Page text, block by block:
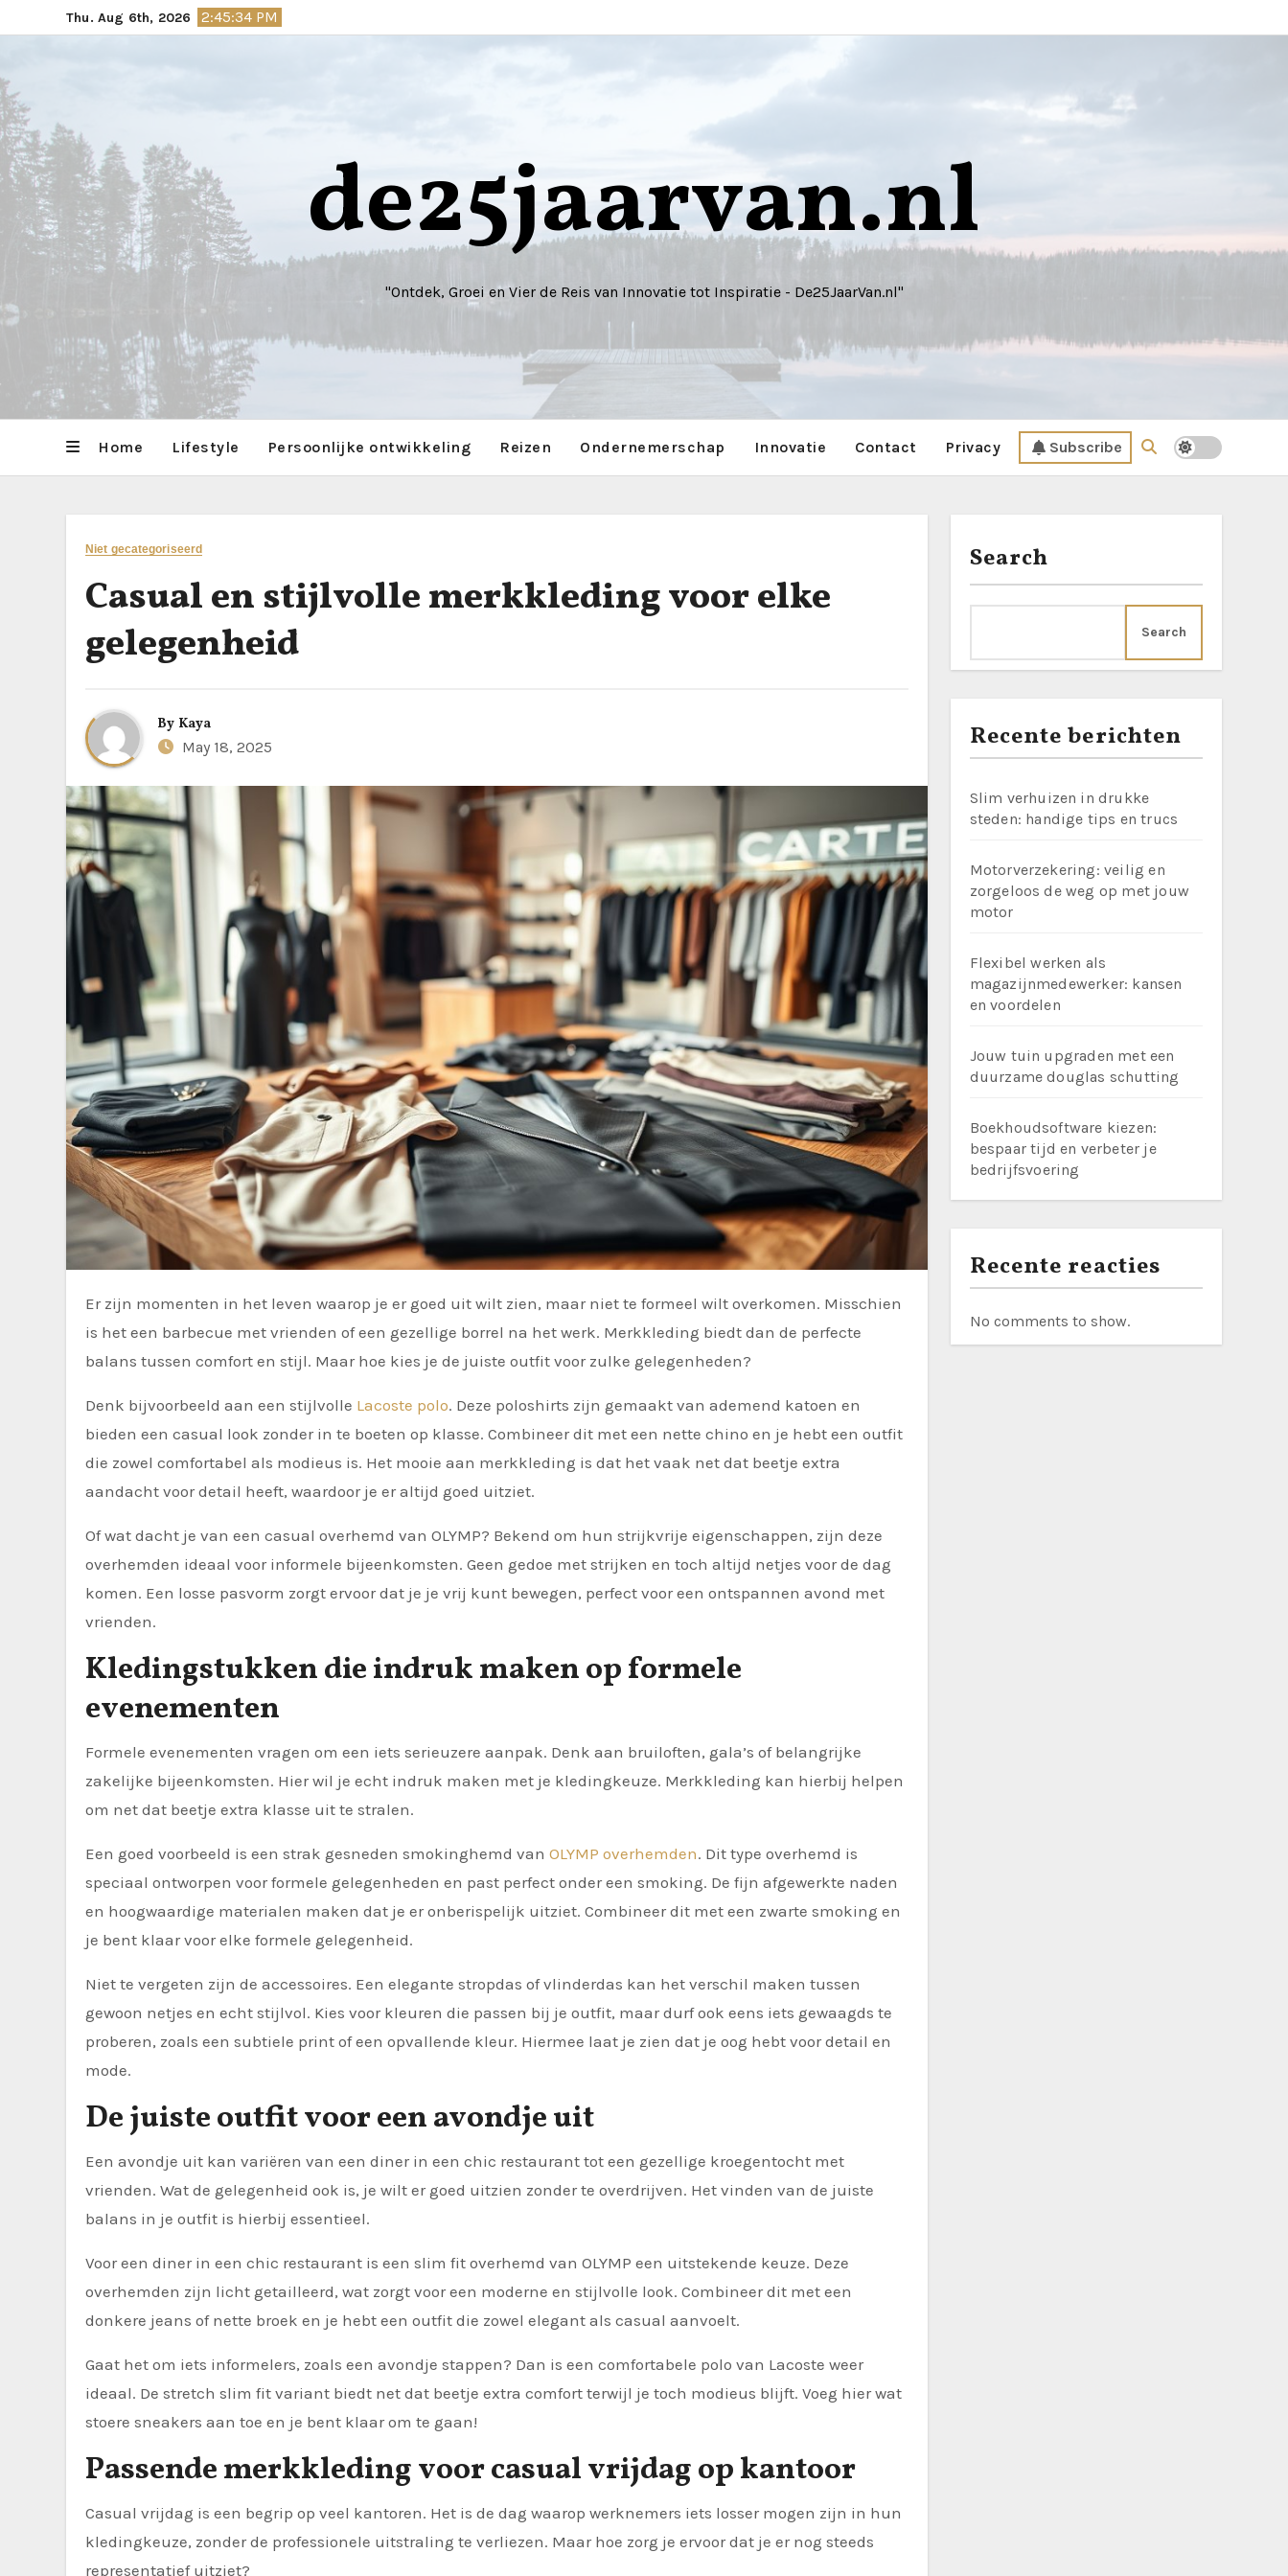
to
Thu. Aug 6th, 2026 2:45:36 PM
de25jaarvan.nl
"Ontdek, Groei en Vier de Reis van Innovatie tot Inspiratie - De25JaarVan.nl"
Home Lifestyle Persoonlijke ontwikkeling Reizen Ondernemerschap Innovatie Contact Privacy Subscribe
Niet gecategoriseerd
Casual en stijlvolle merkkleding voor elke
gelegenheid
By Kaya
May 18, 2025
Er zijn momenten in het leven waarop je er goed uit wilt zien, maar niet te formeel wilt overkomen. Misschien
is het een barbecue met vrienden of een gezellige borrel na het werk. Merkkleding biedt dan de perfecte
balans tussen comfort en stijl. Maar hoe kies je de juiste outfit voor zulke gelegenheden?
Denk bijvoorbeeld aan een stijlvolle Lacoste polo. Deze poloshirts zijn gemaakt van ademend katoen en
bieden een casual look zonder in te boeten op klasse. Combineer dit met een nette chino en je hebt een outfit
die zowel comfortabel als modieus is. Het mooie aan merkkleding is dat het vaak net dat beetje extra
aandacht voor detail heeft, waardoor je er altijd goed uitziet.
Of wat dacht je van een casual overhemd van OLYMP? Bekend om hun strijkvrije eigenschappen, zijn deze
overhemden ideaal voor informele bijeenkomsten. Geen gedoe met strijken en toch altijd netjes voor de dag
komen. Een losse pasvorm zorgt ervoor dat je je vrij kunt bewegen, perfect voor een ontspannen avond met
vrienden.
Kledingstukken die indruk maken op formele
evenementen
Formele evenementen vragen om een iets serieuzere aanpak. Denk aan bruiloften, gala’s of belangrijke
zakelijke bijeenkomsten. Hier wil je echt indruk maken met je kledingkeuze. Merkkleding kan hierbij helpen
om net dat beetje extra klasse uit te stralen.
Een goed voorbeeld is een strak gesneden smokinghemd van OLYMP overhemden. Dit type overhemd is
speciaal ontworpen voor formele gelegenheden en past perfect onder een smoking. De fijn afgewerkte naden
en hoogwaardige materialen maken dat je er onberispelijk uitziet. Combineer dit met een zwarte smoking en
je bent klaar voor elke formele gelegenheid.
Niet te vergeten zijn de accessoires. Een elegante stropdas of vlinderdas kan het verschil maken tussen
gewoon netjes en echt stijlvol. Kies voor kleuren die passen bij je outfit, maar durf ook eens iets gewaagds te
proberen, zoals een subtiele print of een opvallende kleur. Hiermee laat je zien dat je oog hebt voor detail en
mode.
De juiste outfit voor een avondje uit
Een avondje uit kan variëren van een diner in een chic restaurant tot een gezellige kroegentocht met
vrienden. Wat de gelegenheid ook is, je wilt er goed uitzien zonder te overdrijven. Het vinden van de juiste
balans in je outfit is hierbij essentieel.
Voor een diner in een chic restaurant is een slim fit overhemd van OLYMP een uitstekende keuze. Deze
overhemden zijn licht getailleerd, wat zorgt voor een moderne en stijlvolle look. Combineer dit met een
donkere jeans of nette broek en je hebt een outfit die zowel elegant als casual aanvoelt.
Gaat het om iets informelers, zoals een avondje stappen? Dan is een comfortabele polo van Lacoste weer
ideaal. De stretch slim fit variant biedt net dat beetje extra comfort terwijl je toch modieus blijft. Voeg hier wat
stoere sneakers aan toe en je bent klaar om te gaan!
Passende merkkleding voor casual vrijdag op kantoor
Casual vrijdag is een begrip op veel kantoren. Het is de dag waarop werknemers iets losser mogen zijn in hun
kledingkeuze, zonder de professionele uitstraling te verliezen. Maar hoe zorg je ervoor dat je er nog steeds
representatief uitziet?
Search
Search
Recente berichten
Slim verhuizen in drukke
steden: handige tips en trucs
Motorverzekering: veilig en
zorgeloos de weg op met jouw
motor
Flexibel werken als
magazijnmedewerker: kansen
en voordelen
Jouw tuin upgraden met een
duurzame douglas schutting
Boekhoudsoftware kiezen:
bespaar tijd en verbeter je
bedrijfsvoering
Recente reacties
No comments to show.